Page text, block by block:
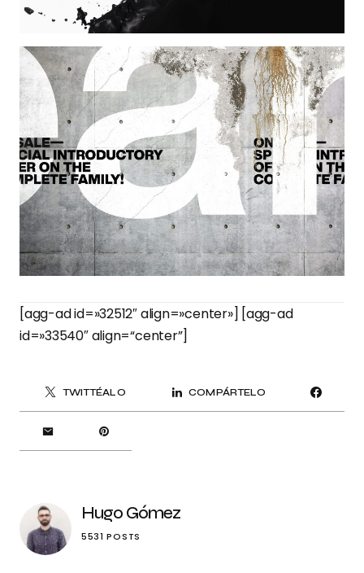
[agg-ad id=»32512″ align=»center»] [agg-ad
id=»33540″ align=“center”]
TWITTÉALO COMPÁRTELO
Hugo Gómez
5531 POSTS